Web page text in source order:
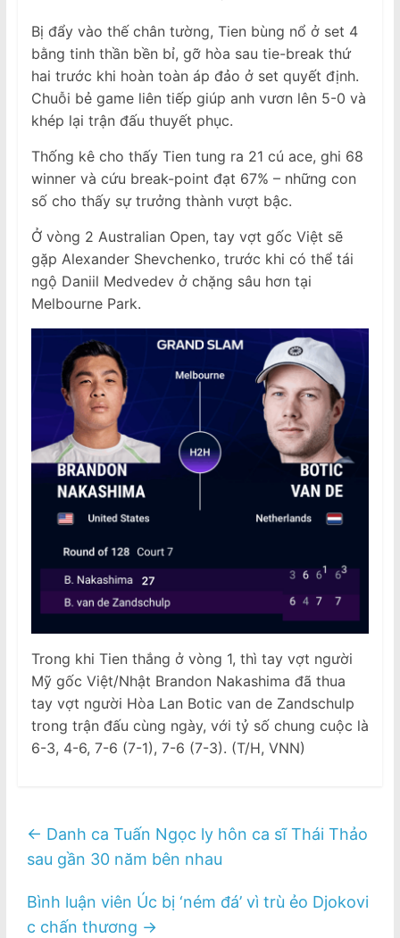
Bị đẩy vào thế chân tường, Tien bùng nổ ở set 4
bằng tinh thần bền bỉ, gỡ hòa sau tie-break thứ
hai trước khi hoàn toàn áp đảo ở set quyết định.
Chuỗi bẻ game liên tiếp giúp anh vươn lên 5-0 và
khép lại trận đấu thuyết phục.
Thống kê cho thấy Tien tung ra 21 cú ace, ghi 68
winner và cứu break-point đạt 67% – những con
số cho thấy sự trưởng thành vượt bậc.
Ở vòng 2 Australian Open, tay vợt gốc Việt sẽ
gặp Alexander Shevchenko, trước khi có thể tái
ngộ Daniil Medvedev ở chặng sâu hơn tại
Melbourne Park.
Trong khi Tien thắng ở vòng 1, thì tay vợt người
Mỹ gốc Việt/Nhật Brandon Nakashima đã thua
tay vợt người Hòa Lan Botic van de Zandschulp
trong trận đấu cùng ngày, với tỷ số chung cuộc là
6-3, 4-6, 7-6 (7-1), 7-6 (7-3). (T/H, VNN)
← Danh ca Tuấn Ngọc ly hôn ca sĩ Thái Thảo
sau gần 30 năm bên nhau
Bình luận viên Úc bị ‘ném đá’ vì trù ẻo Djokovi
c chấn thương →